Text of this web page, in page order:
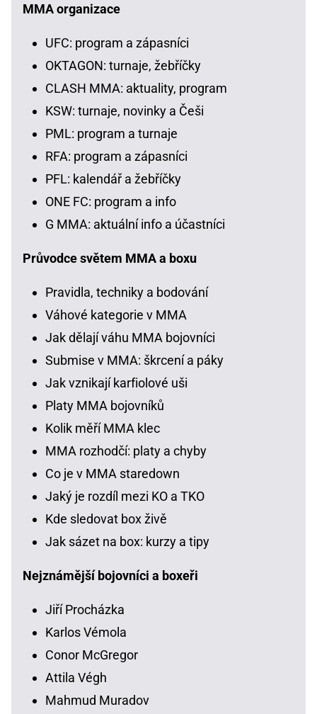
MMA organizace
UFC: program a zápasníci
OKTAGON: turnaje, žebříčky
CLASH MMA: aktuality, program
KSW: turnaje, novinky a Češi
PML: program a turnaje
RFA: program a zápasníci
PFL: kalendář a žebříčky
ONE FC: program a info
G MMA: aktuální info a účastníci
Průvodce světem MMA a boxu
Pravidla, techniky a bodování
Váhové kategorie v MMA
Jak dělají váhu MMA bojovníci
Submise v MMA: škrcení a páky
Jak vznikají karfiolové uši
Platy MMA bojovníků
Kolik měří MMA klec
MMA rozhodčí: platy a chyby
Co je v MMA staredown
Jaký je rozdíl mezi KO a TKO
Kde sledovat box živě
Jak sázet na box: kurzy a tipy
Nejznámější bojovníci a boxeři
Jiří Procházka
Karlos Vémola
Conor McGregor
Attila Végh
Mahmud Muradov